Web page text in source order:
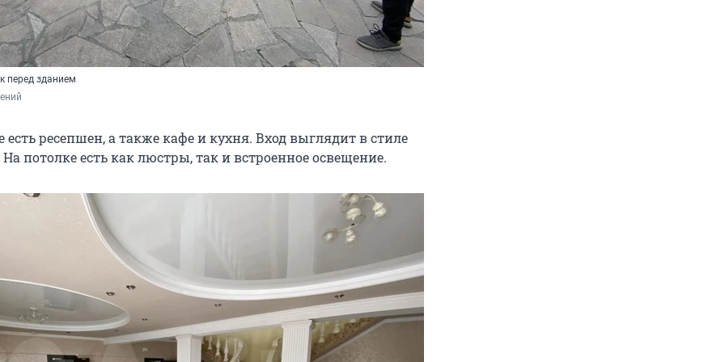
перед зданием
есть ресепшен, а также кафе и кухня. Вход выглядит в стиле
На потолке есть как люстры, так и встроенное освещение.